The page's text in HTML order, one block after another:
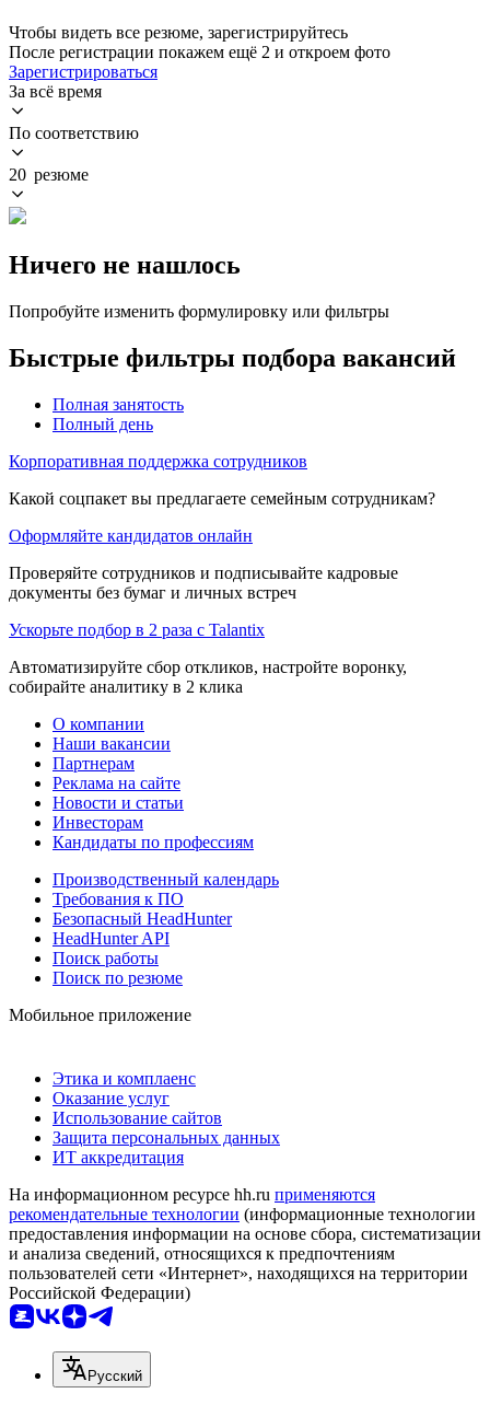
Чтобы видеть все резюме, зарегистрируйтесь
После регистрации покажем ещё 2 и откроем фото
Зарегистрироваться
За всё время
По соответствию
20 резюме
Ничего не нашлось
Попробуйте изменить формулировку или фильтры
Быстрые фильтры подбора вакансий
Полная занятость
Полный день
Корпоративная поддержка сотрудников
Какой соцпакет вы предлагаете семейным сотрудникам?
Оформляйте кандидатов онлайн
Проверяйте сотрудников и подписывайте кадровые
документы без бумаг и личных встреч
Ускорьте подбор в 2 раза с Talantix
Автоматизируйте сбор откликов, настройте воронку,
собирайте аналитику в 2 клика
О компании
Наши вакансии
Партнерам
Реклама на сайте
Новости и статьи
Инвесторам
Кандидаты по профессиям
Производственный календарь
Требования к ПО
Безопасный HeadHunter
HeadHunter API
Поиск работы
Поиск по резюме
Мобильное приложение
Этика и комплаенс
Оказание услуг
Использование сайтов
Защита персональных данных
ИТ аккредитация
На информационном ресурсе hh.ru применяются
рекомендательные технологии (информационные технологии
предоставления информации на основе сбора, систематизации
и анализа сведений, относящихся к предпочтениям
пользователей сети «Интернет», находящихся на территории
Российской Федерации)
Русский